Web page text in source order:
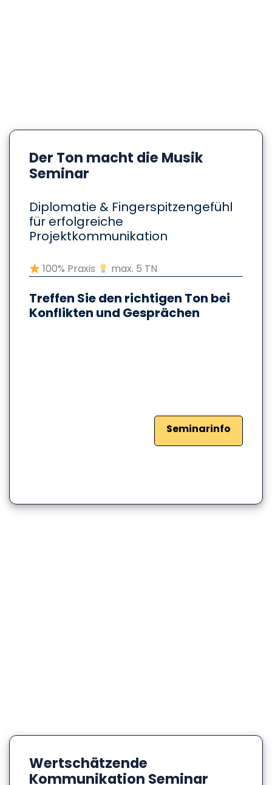
Der Ton macht die Musik
Seminar
Diplomatie & Fingerspitzengefühl
für erfolgreiche
Projektkommunikation
100% Praxis max. 5 TN
Treffen Sie den richtigen Ton bei
Konflikten und Gesprächen
Seminarinfo
Wertschätzende
Kommunikation Seminar